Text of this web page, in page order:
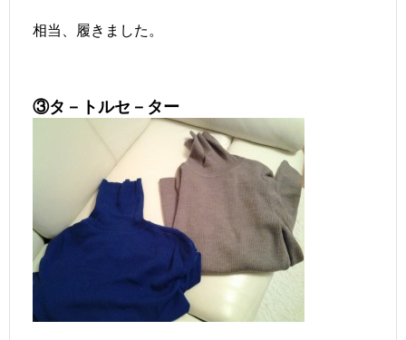
相当、履きました。
③タ－トルセ－ター